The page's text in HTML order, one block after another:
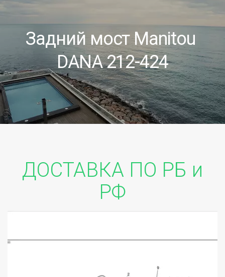
Задний мост Manitou
DANA 212-424
ДОСТАВКА ПО РБ и
РФ­­